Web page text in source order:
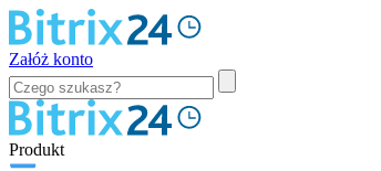
Załóż konto
Produkt